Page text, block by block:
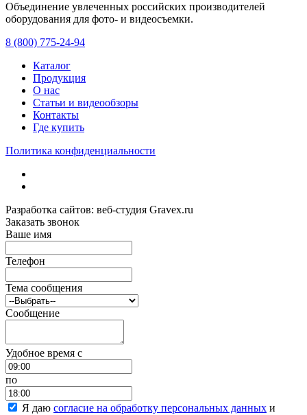
Объединение увлеченных российских производителей
оборудования для фото- и видеосъемки.
8 (800) 775-24-94
Каталог
Продукция
О нас
Статьи и видеообзоры
Контакты
Где купить
Политика конфиденциальности
Разработка сайтов: веб-студия Gravex.ru
Заказать звонок
Ваше имя
Телефон
Тема сообщения
Сообщение
Удобное время c
по
Я даю согласие на обработку персональных данных и